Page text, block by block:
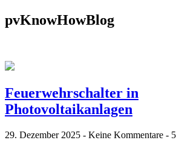
pvKnowHowBlog
Feuerwehrschalter in
Photovoltaikanlagen
29. Dezember 2025 - Keine Kommentare -